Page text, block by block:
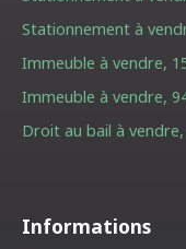
Stationnement à
Immeuble à vendre,
Immeuble à vendre,
Droit au bail à vendre,
Informations